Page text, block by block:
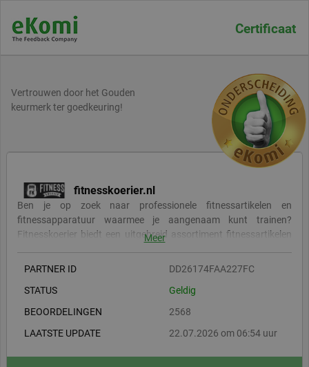
Certificaat
Vertrouwen door het Gouden
keurmerk ter goedkeuring!
fitnesskoerier.nl
Ben je op zoek naar professionele fitnessartikelen en
fitnessapparatuur waarmee je aangenaam kunt trainen?
Fitnesskoerier biedt een uitgebreid assortiment fitnessartikelen
gaat om krachttraining, crossfit, personal training, functional
over de juiste fitnessartikelen, materialen voor crossfit,
krachtapparatuur en fitnessapparaten die aansluiten bij jou
professionals (sportscholen, defensie, politie, topsporters, PT
Meer
PARTNER ID
DD26174FAA227FC
STATUS
Geldig
BEOORDELINGEN
2568
LAATSTE UPDATE
22.07.2026 om 06:54 uur
ADRES
Fitnesskoerier BV